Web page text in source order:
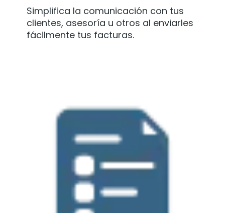
Simplifica la comunicación con tus
clientes, asesoría u otros al enviarles
fácilmente tus facturas.